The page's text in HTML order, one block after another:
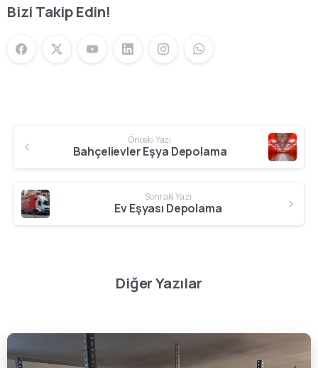
Bizi Takip Edin!
Önceki Yazı
Bahçelievler Eşya Depolama
Sonraki Yazı
Ev Eşyası Depolama
Diğer Yazılar